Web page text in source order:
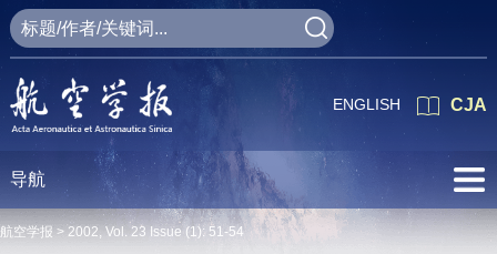
CJA
ENGLISH
导航
航空学报 > 2002, Vol. 23 Issue (1): 51-54